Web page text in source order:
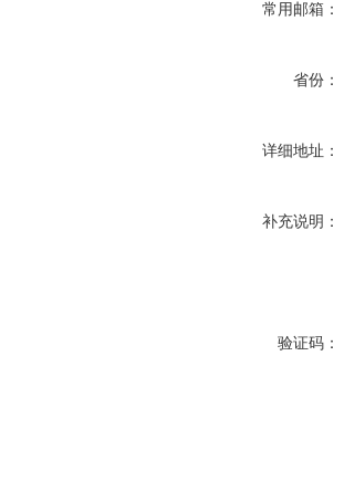
常用邮箱：
省份：
详细地址：
补充说明：
验证码：